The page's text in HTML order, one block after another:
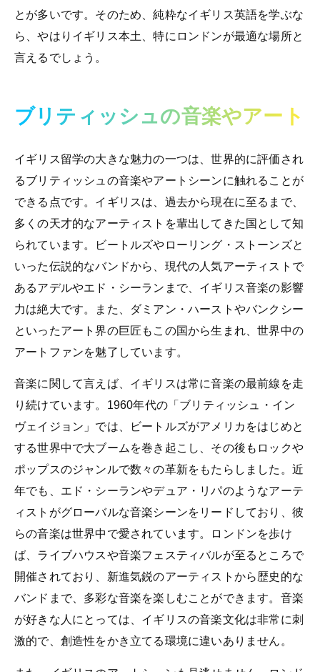
とが多いです。そのため、純粋なイギリス英語を学ぶな
ら、やはりイギリス本土、特にロンドンが最適な場所と
言えるでしょう。
ブリティッシュの音楽やアート
イギリス留学の大きな魅力の一つは、世界的に評価され
るブリティッシュの音楽やアートシーンに触れることが
できる点です。イギリスは、過去から現在に至るまで、
多くの天才的なアーティストを輩出してきた国として知
られています。ビートルズやローリング・ストーンズと
いった伝説的なバンドから、現代の人気アーティストで
あるアデルやエド・シーランまで、イギリス音楽の影響
力は絶大です。また、ダミアン・ハーストやバンクシー
といったアート界の巨匠もこの国から生まれ、世界中の
アートファンを魅了しています。
音楽に関して言えば、イギリスは常に音楽の最前線を走
り続けています。1960年代の「ブリティッシュ・イン
ヴェイジョン」では、ビートルズがアメリカをはじめと
する世界中で大ブームを巻き起こし、その後もロックや
ポップスのジャンルで数々の革新をもたらしました。近
年でも、エド・シーランやデュア・リパのようなアーテ
ィストがグローバルな音楽シーンをリードしており、彼
らの音楽は世界中で愛されています。ロンドンを歩け
ば、ライブハウスや音楽フェスティバルが至るところで
開催されており、新進気鋭のアーティストから歴史的な
バンドまで、多彩な音楽を楽しむことができます。音楽
が好きな人にとっては、イギリスの音楽文化は非常に刺
激的で、創造性をかき立てる環境に違いありません。